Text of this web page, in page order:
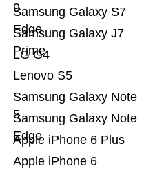
Apple iPhone 6
Apple iPhone 6 Plus
Samsung Galaxy Note
Edge
Samsung Galaxy Note
5
Lenovo S5
LG G4
Samsung Galaxy J7
Prime
Samsung Galaxy S7
Edge
9